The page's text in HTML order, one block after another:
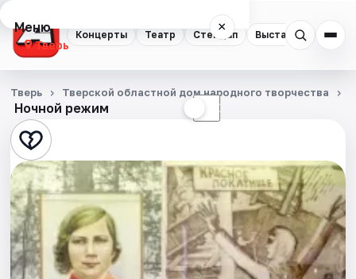
Концерты Театр Стендап Выставки
Меню ×
Тверь
Концерты
Театр
Стендап
Выставки
Квесты
Экскурсии
Ночной режим ☾
Тверь Тверской областной дом народного творчества